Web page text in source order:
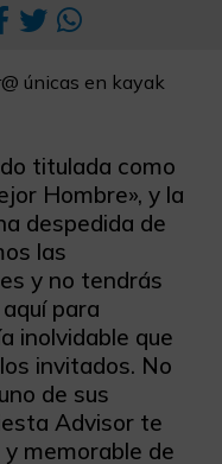
únicas en kayak
titulada como
Hombre», y la
despedida de
las
y no tendrás
para
inolvidable que
invitados. No
de sus
Advisor te
memorable de